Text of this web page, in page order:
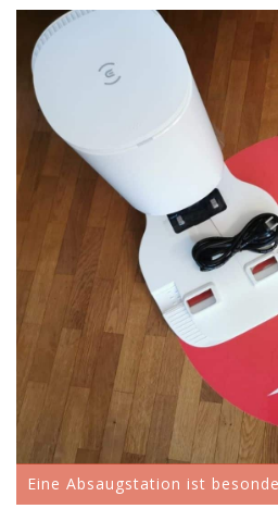
Eine Absaugstation ist